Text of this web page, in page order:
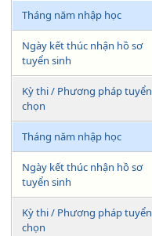
Tháng năm nhập học
Ngày kết thúc nhận hồ sơ
tuyển sinh
Kỳ thi / Phương pháp tuyển
chọn
Tháng năm nhập học
Ngày kết thúc nhận hồ sơ
tuyển sinh
Kỳ thi / Phương pháp tuyển
chọn